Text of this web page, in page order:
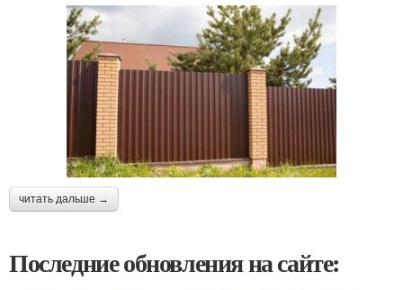
читать дальше →
Последние обновления на сайте: